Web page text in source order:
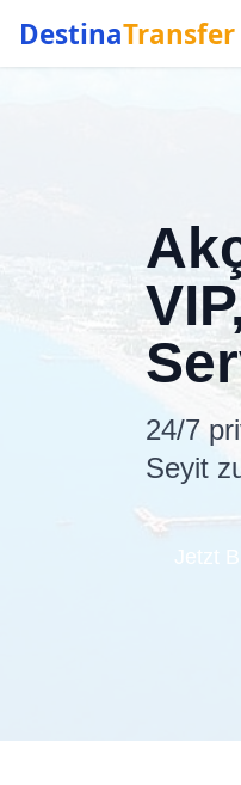
DestinaTransfer
24/7
Seyit
Jetzt